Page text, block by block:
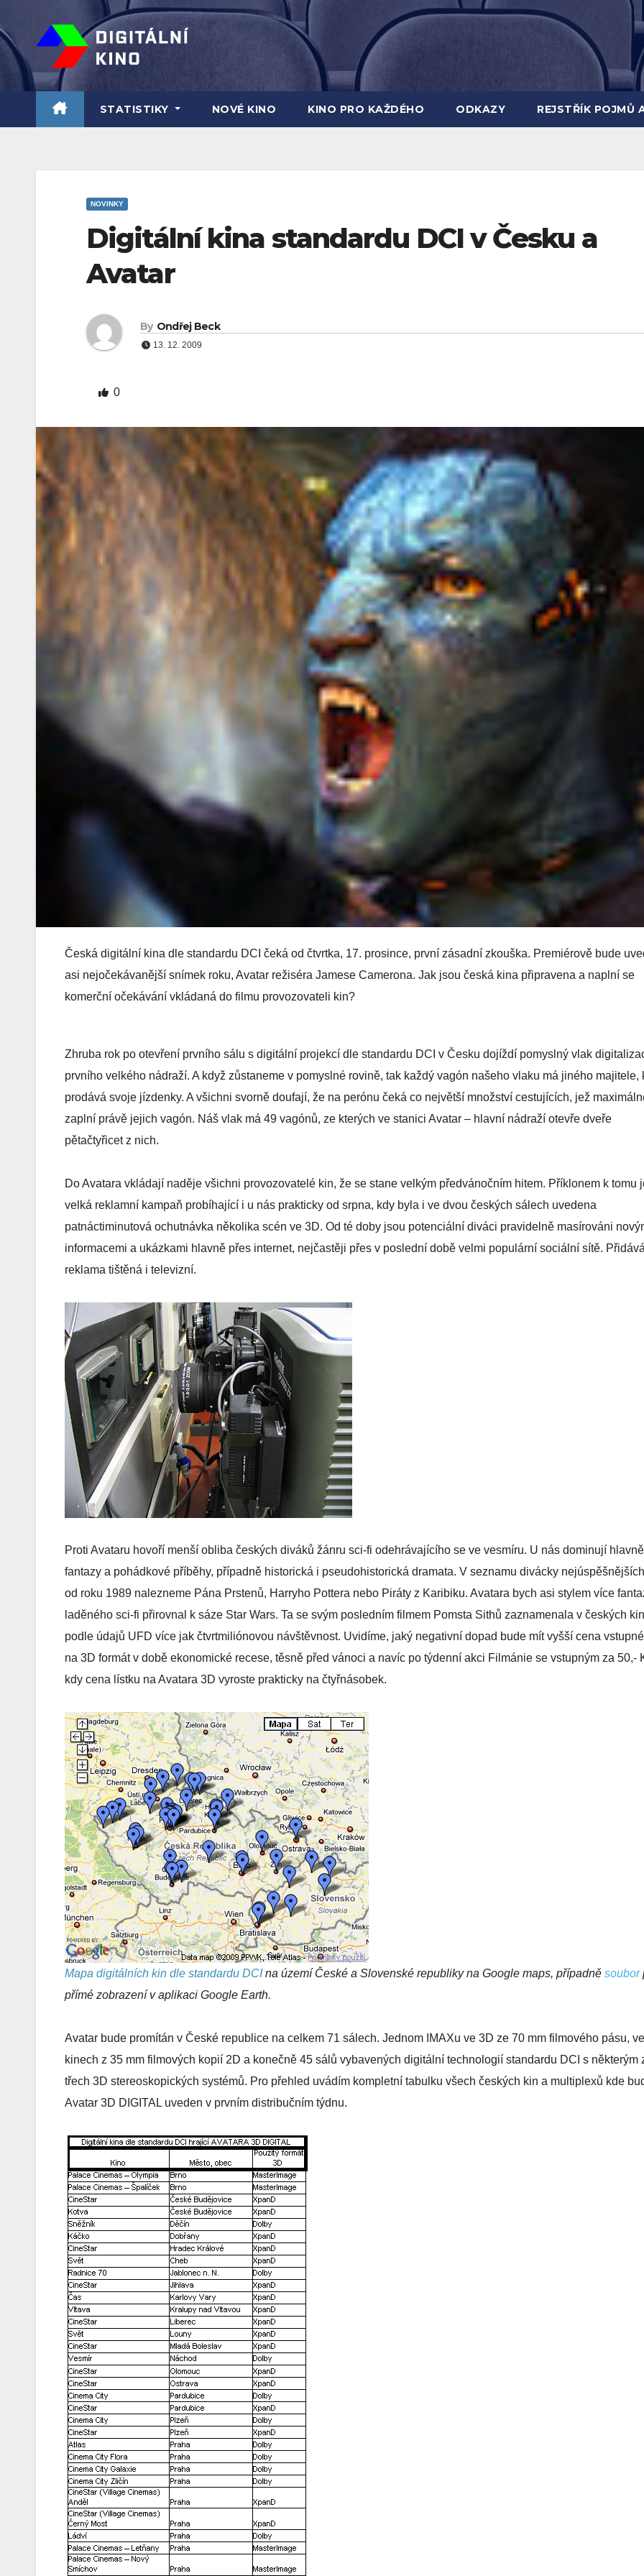
to
content
STATISTIKY NOVÉ KINO KINO PRO KAŽDÉHO ODKAZY REJSTŘÍK POJMŮ
NOVINKY
Digitální kina standardu DCI v Česku a
Avatar
By Ondřej Beck
13. 12. 2009
0
Česká digitální kina dle standardu DCI čeká od čtvrtka, 17. prosince, první zásadní zkouška. Premiérově bude
asi nejočekávanější snímek roku, Avatar režiséra Jamese Camerona. Jak jsou česká kina připravena a naplní se
komerční očekávání vkládaná do filmu provozovateli kin?
Zhruba rok po otevření prvního sálu s digitální projekcí dle standardu DCI v Česku dojíždí pomyslný vlak
prvního velkého nádraží. A když zůstaneme v pomyslné rovině, tak každý vagón našeho vlaku má jiného majitele,
prodává svoje jízdenky. A všichni svorně doufají, že na perónu čeká co největší množství cestujících, jež
zaplní právě jejich vagón. Náš vlak má 49 vagónů, ze kterých ve stanici Avatar – hlavní nádraží otevře dveře
pětačtyřicet z nich.
Do Avatara vkládají naděje všichni provozovatelé kin, že se stane velkým předvánočním hitem. Příklonem k tomu
velká reklamní kampaň probíhající i u nás prakticky od srpna, kdy byla i ve dvou českých sálech uvedena
patnáctiminutová ochutnávka několika scén ve 3D. Od té doby jsou potenciální diváci pravidelně masírováni
informacemi a ukázkami hlavně přes internet, nejčastěji přes v poslední době velmi populární sociální sítě.
reklama tištěná i televizní.
Proti Avataru hovoří menší obliba českých diváků žánru sci-fi odehrávajícího se ve vesmíru. U nás dominují hlavně
fantazy a pohádkové příběhy, případně historická i pseudohistorická dramata. V seznamu divácky
od roku 1989 nalezneme Pána Prstenů, Harryho Pottera nebo Piráty z Karibiku. Avatara bych asi stylem více
laděného sci-fi přirovnal k sáze Star Wars. Ta se svým posledním filmem Pomsta Sithů zaznamenala v českých
podle údajů UFD více jak čtvrtmiliónovou návštěvnost. Uvidíme, jaký negativní dopad bude mít vyšší cena
na 3D formát v době ekonomické recese, těsně před vánoci a navíc po týdenní akci Filmánie se vstupným za 50,-
kdy cena lístku na Avatara 3D vyroste prakticky na čtyřnásobek.
Mapa digitálních kin dle standardu DCIna území České a Slovenské republiky na Google maps, případně soubor
přímé zobrazení v aplikaci Google Earth.
Avatar bude promítán v České republice na celkem 71 sálech. Jednom IMAXu ve 3D ze 70 mm filmového pásu,
kinech z 35 mm filmových kopií 2D a konečně 45 sálů vybavených digitální technologií standardu DCI s některým
třech 3D stereoskopických systémů. Pro přehled uvádím kompletní tabulku všech českých kin a multiplexů kde
Avatar 3D DIGITAL uveden v prvním distribučním týdnu.